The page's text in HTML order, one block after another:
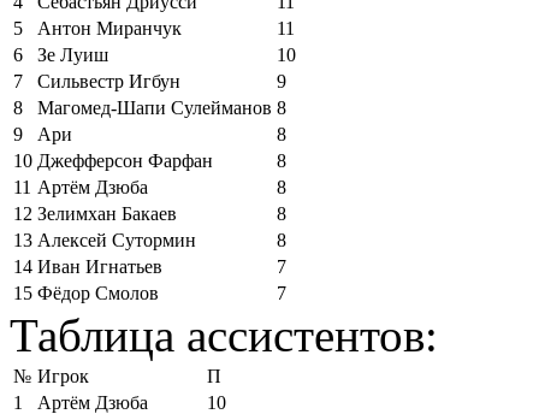
5
Антон Миранчук
11
6
Зе Луиш
10
7
Сильвестр Игбун
9
8
Магомед-Шапи Сулейманов 8
9
Ари
8
10 Джефферсон Фарфан
8
11 Артём Дзюба
8
12 Зелимхан Бакаев
8
13 Алексей Сутормин
8
14 Иван Игнатьев
7
15 Фёдор Смолов 7
Таблица ассистентов:
№ Игрок
П
1
Артём Дзюба
10